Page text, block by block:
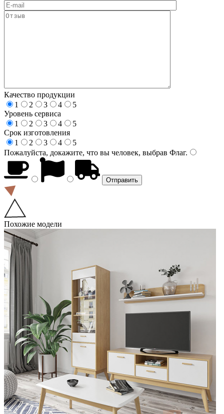
Качество продукции
1
2 3 4
5
Уровень сервиса
1
2 3 4
5
Срок изготовления
1
2 3 4
5
Пожалуйста, докажите, что вы человек, выбрав Флаг.
Похожие модели